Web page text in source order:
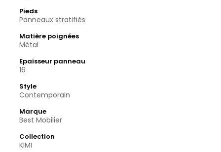
Pieds
Panneaux stratifiés
Matière poignées
Métal
Epaisseur panneau
16
Style
Contemporain
Marque
Best Mobilier
Collection
KIMI